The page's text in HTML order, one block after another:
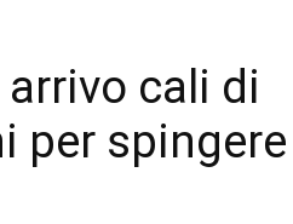
arrivo cali di
per